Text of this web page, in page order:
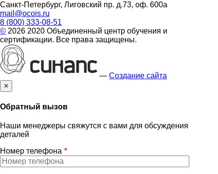
Санкт-Петербург, Лиговский пр. д.73, оф. 600а
mail@ocois.ru
8 (800) 333-08-51
© 2026 2020 Объединенный центр обучения и
сертификации. Все права защищены.
— Создание сайта
×
Обратный вызов
Наши менеджеры свяжутся с вами для обсуждения
деталей
Номер телефона